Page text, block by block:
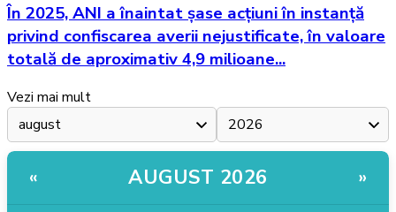
În 2025, ANI a înaintat șase acțiuni în instanță
privind confiscarea averii nejustificate, în valoare
totală de aproximativ 4,9 milioane...
Vezi mai mult
« AUGUST 2026 »